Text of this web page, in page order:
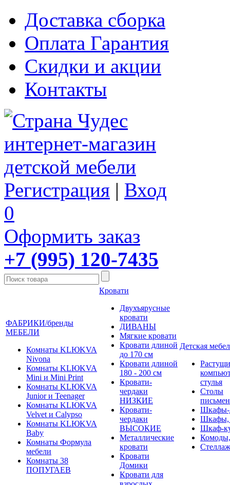
Доставка сборка
Оплата Гарантия
Скидки и акции
Контакты
Регистрация | Вход
0
Оформить заказ
+7 (995) 120-7435
ФАБРИКИ/бренды
МЕБЕЛИ
Комнаты KLЮKVA
Nivona
Комнаты KLЮKVA
Mini и Mini Print
Комнаты KLЮKVA
Junior и Teenager
Комнаты KLЮKVA
Velvet и Calypso
Комнаты KLЮKVA
Baby
Комнаты Формула
мебели
Комнаты 38
ПОПУГАЕВ
Кровати
Двухъярусные
кровати
ДИВАНЫ
Мягкие кровати
Кровати длиной
до 170 см
Кровати длиной
180 - 200 см
Кровати-
чердаки
НИЗКИЕ
Кровати-
чердаки
ВЫСОКИЕ
Металлические
кровати
Кровати
Домики
Кровати для
Детская
стулья
Столы
Шкафы-
Шкафы,
Шкаф-